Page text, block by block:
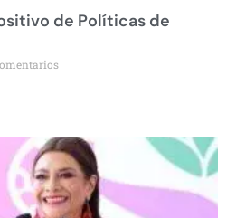
de Políticas de